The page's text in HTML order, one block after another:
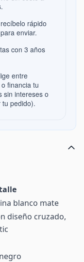
recíbelo rápido
enviar.
con 3 años
entre
financia tu
sin intereses o
pedido).
blanco mate
diseño cruzado,